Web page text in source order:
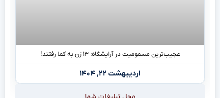
عجیب‌ترین مسمومیت در آرایشگاه: ۱۳ زن به کما رفتند!
اردیبهشت ۲۲, ۱۴۰۴